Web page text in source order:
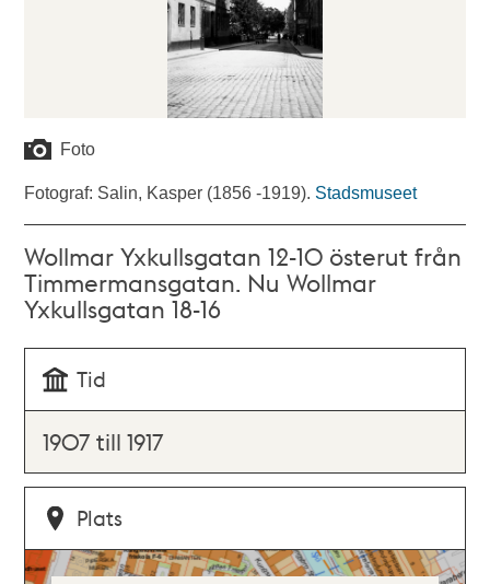
Foto
Fotograf: Salin, Kasper (1856 -1919). Stadsmuseet
Wollmar Yxkullsgatan 12-10 österut från
Timmermansgatan. Nu Wollmar
Yxkullsgatan 18-16
Tid
1907 till 1917
Plats